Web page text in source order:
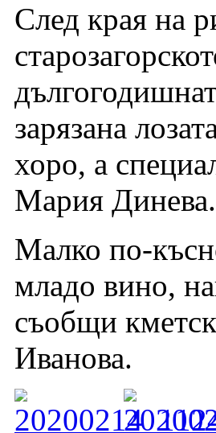
След края на
зарязана
хоро, а
Мария Динева.
Малко по-
младо вино,
съобщи
Иванова.